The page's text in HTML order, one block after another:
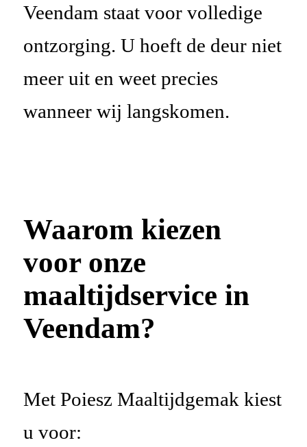
Veendam staat voor volledige
ontzorging. U hoeft de deur niet
meer uit en weet precies
wanneer wij langskomen.
Waarom kiezen
voor onze
maaltijdservice in
Veendam?
Met Poiesz Maaltijdgemak kiest
u voor: